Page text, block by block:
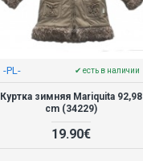
-PL- ✔ есть в наличии
Куртка зимняя Mariquita 92,98
cm (34229)
19.90€